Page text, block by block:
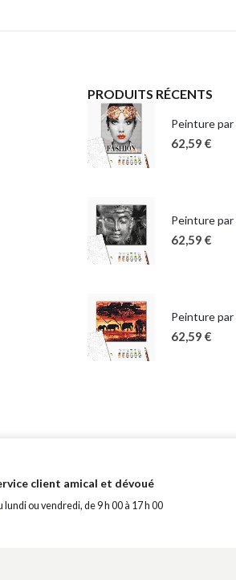
PRODUITS RÉCENTS
Peinture par
62,59 €
Peinture par
62,59 €
Peinture par
62,59 €
client amical et dévoué
lundi ou vendredi, de 9 h 00 à 17 h 00